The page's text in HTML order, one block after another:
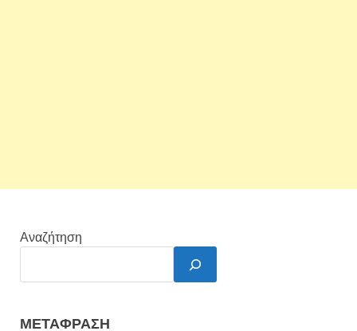
Αναζήτηση
ΜΕΤΆΦΡΑΣΗ